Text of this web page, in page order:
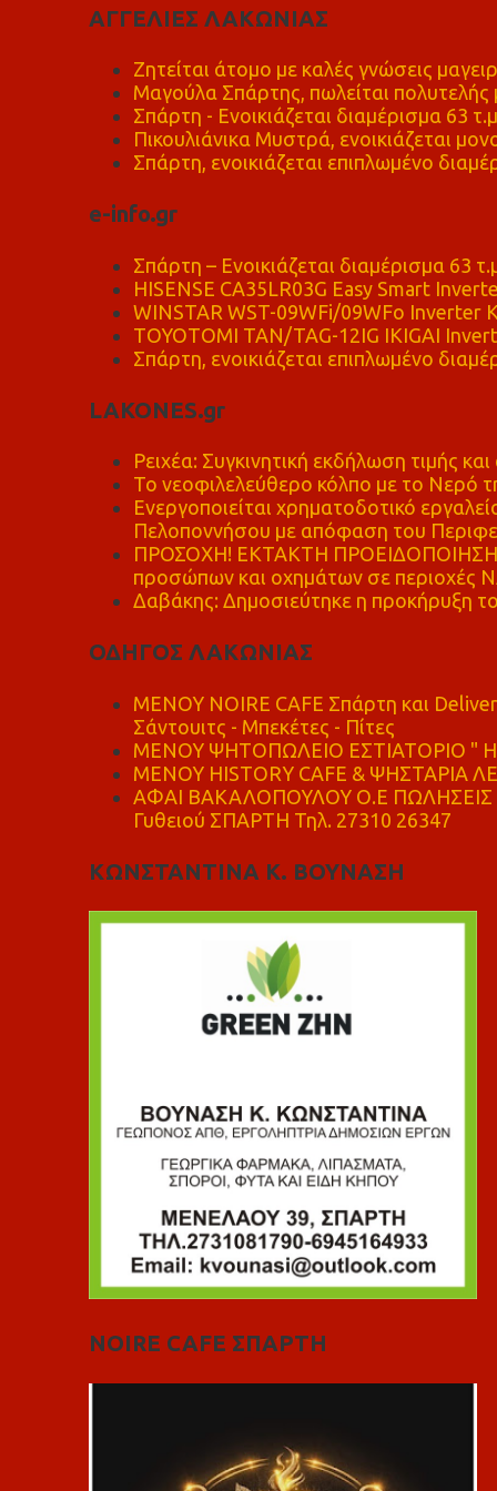
ΑΓΓΕΛΙΕΣ ΛΑΚΩΝΙΑΣ
Ζητείται άτομο με καλές γνώσεις
Μαγούλα Σπάρτης, πωλείται πολυτελής
Σπάρτη - Ενοικιάζεται διαμέρισμα 63 τ.μ
Πικουλιάνικα Μυστρά, ενοικιάζεται
Σπάρτη, ενοικιάζεται επιπλωμένο
e-info.gr
Σπάρτη – Ενοικιάζεται διαμέρισμα 63
HISENSE CA35LR03G Easy Smart
WINSTAR WST-09WFi/09WFo Inverter
TOYOTOMI TAN/TAG-12IG IKIGAI
Σπάρτη, ενοικιάζεται επιπλωμένο
LAKONES.gr
Ρειχέα: Συγκινητική εκδήλωση τιμής
Το νεοφιλελεύθερο κόλπο με το Νερό
Ενεργοποιείται χρηματοδοτικό
Πελοποννήσου με απόφαση του
ΠΡΟΣΟΧΗ! ΕΚΤΑΚΤΗ ΠΡΟΕΙΔΟΠΟΙΗΣΗ -
προσώπων και οχημάτων σε περιοχές
Δαβάκης: Δημοσιεύτηκε η προκήρυξη
ΟΔΗΓΟΣ ΛΑΚΩΝΙΑΣ
MENOY NOIRE CAFE Σπάρτη και
Σάντουιτς - Μπεκέτες - Πίτες
ΜΕΝΟΥ ΨΗΤΟΠΩΛΕΙΟ ΕΣΤΙΑΤΟΡΙΟ "
ΜΕΝΟΥ HISTORY CAFE & ΨΗΣΤΑΡΙΑ
ΑΦΑΙ ΒΑΚΑΛΟΠΟΥΛΟΥ Ο.Ε ΠΩΛΗΣΕΙΣ
Γυθειού ΣΠΑΡΤΗ Τηλ. 27310 26347
ΚΩΝΣΤΑΝΤΙΝΑ Κ. ΒΟΥΝΑΣΗ
NOIRE CAFE ΣΠΑΡΤΗ